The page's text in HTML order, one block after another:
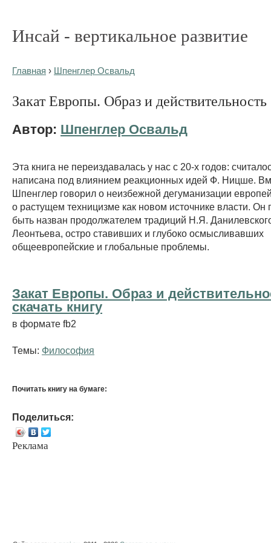
Инсай - вертикальное развитие
Главная › Шпенглер Освальд
Закат Европы. Образ и действительность
Автор: Шпенглер Освальд
Эта книга не переиздавалась у нас с 20-х годов:
написана под влиянием реакционных идей Ф. Ницше.
Шпенглер говорил о неизбежной дегуманизации
о растущем техницизме как новом источнике власти. Он
быть назван продолжателем традиций Н.Я.
Леонтьева, остро ставивших и глубоко осмысливавших
общеевропейские и глобальные проблемы.
Закат Европы. Образ и
cкачать книгу
в формате fb2
Темы: Философия
Почитать книгу на бумаге:
Поделиться:
Реклама